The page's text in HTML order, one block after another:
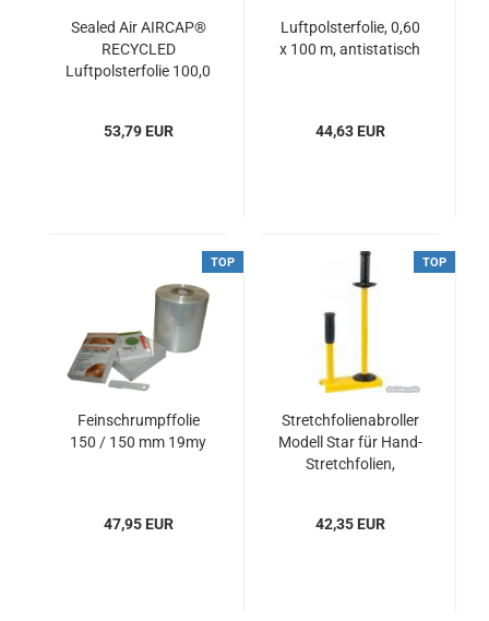
Sealed Air AIRCAP®
RECYCLED
Luftpolsterfolie 100,0
53,79 EUR
Luftpolsterfolie, 0,60
x 100 m, antistatisch
44,63 EUR
TOP
Feinschrumpffolie
150 / 150 mm 19my
47,95 EUR
TOP
Stretchfolienabroller
Modell Star für Hand-
Stretchfolien,
Bremse
42,35 EUR